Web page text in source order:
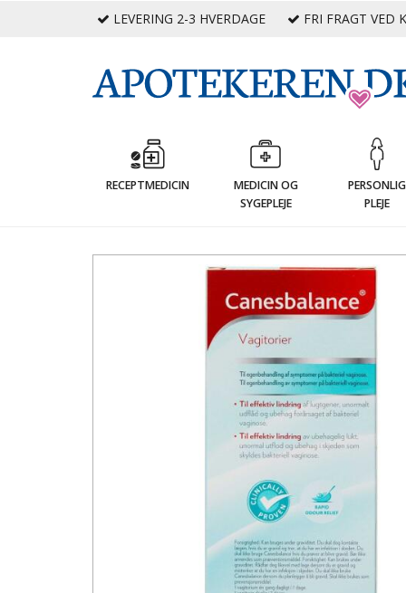
LEVERING 2-3 HVERDAGE FRI FRAGT VED
RECEPTMEDICIN
MEDICIN OG
SYGEPLEJE
PERSONLIG
PLEJE